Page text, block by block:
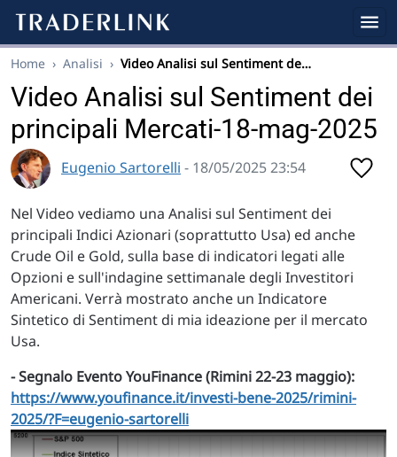
Home › Analisi › Video Analisi sul Sentiment de…
Video Analisi sul Sentiment dei
principali Mercati-18-mag-2025
Eugenio Sartorelli - 18/05/2025 23:54
Nel Video vediamo una Analisi sul Sentiment dei
principali Indici Azionari (soprattutto Usa) ed anche
Crude Oil e Gold, sulla base di indicatori legati alle
Opzioni e sull'indagine settimanale degli Investitori
Americani. Verrà mostrato anche un Indicatore
Sintetico di Sentiment di mia ideazione per il mercato
Usa.
- Segnalo Evento YouFinance (Rimini 22-23 maggio):
https://www.youfinance.it/investi-bene-2025/rimini-
2025/?F=eugenio-sartorelli